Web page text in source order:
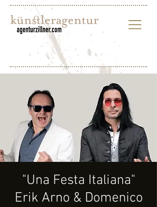
"Una Festa Italiana"
Erik Arno & Domenico